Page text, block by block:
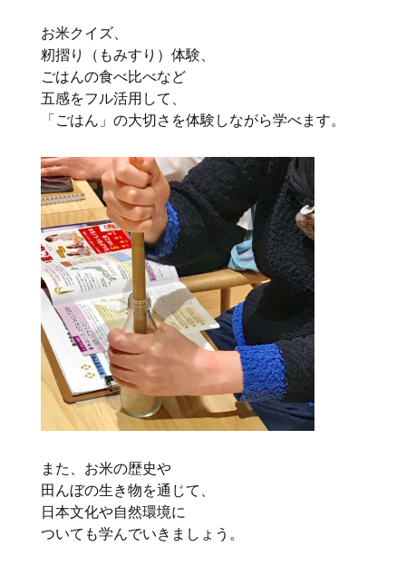
お米クイズ、
籾摺り（もみすり）体験、
ごはんの食べ比べなど
五感をフル活用して、
「ごはん」の大切さを体験しながら学べます。
また、お米の歴史や
田んぼの生き物を通じて、
日本文化や自然環境に
ついても学んでいきましょう。